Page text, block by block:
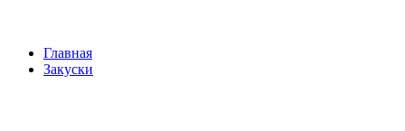
Главная
Закуски